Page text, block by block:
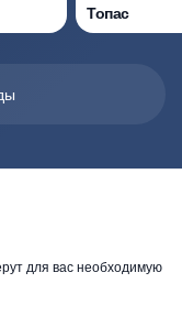
Топас
для вас необходимую